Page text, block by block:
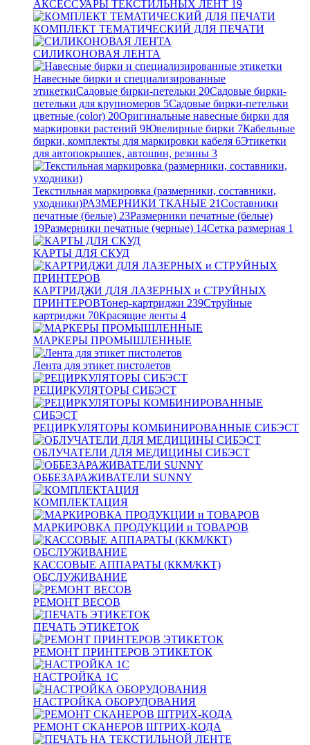
АКСЕССУАРЫ ТЕКСТИЛЬНЫХ ЛЕНТ 19
КОМПЛЕКТ ТЕМАТИЧЕСКИЙ ДЛЯ ПЕЧАТИ
СИЛИКОНОВАЯ ЛЕНТА
Навесные бирки и специализированные
этикеткиСадовые бирки-петельки 20Садовые бирки-
петельки для крупномеров 5Садовые бирки-петельки
цветные (color) 20Оригинальные навесные бирки для
маркировки растений 9Ювелирные бирки 7Кабельные
бирки, комплекты для маркировки кабеля 6Этикетки
для автопокрышек, автошин, резины 3
Текстильная маркировка (размерники, составники,
уходники)РАЗМЕРНИКИ ТКАНЫЕ 21Составники
печатные (белые) 23Размерники печатные (белые)
19Размерники печатные (черные) 14Сетка размерная 1
КАРТЫ ДЛЯ СКУД
КАРТРИДЖИ ДЛЯ ЛАЗЕРНЫХ и СТРУЙНЫХ
ПРИНТЕРОВТонер-картриджи 239Струйные
картриджи 70Красящие ленты 4
МАРКЕРЫ ПРОМЫШЛЕННЫЕ
Лента для этикет пистолетов
РЕЦИРКУЛЯТОРЫ СИБЭСТ
РЕЦИРКУЛЯТОРЫ КОМБИНИРОВАННЫЕ СИБЭСТ
ОБЛУЧАТЕЛИ ДЛЯ МЕДИЦИНЫ СИБЭСТ
ОББЕЗАРАЖИВАТЕЛИ SUNNY
КОМПЛЕКТАЦИЯ
МАРКИРОВКА ПРОДУКЦИИ и ТОВАРОВ
КАССОВЫЕ АППАРАТЫ (ККМ/ККТ)
ОБСЛУЖИВАНИЕ
РЕМОНТ ВЕСОВ
ПЕЧАТЬ ЭТИКЕТОК
РЕМОНТ ПРИНТЕРОВ ЭТИКЕТОК
НАСТРОЙКА 1С
НАСТРОЙКА ОБОРУДОВАНИЯ
РЕМОНТ СКАНЕРОВ ШТРИХ-КОДА